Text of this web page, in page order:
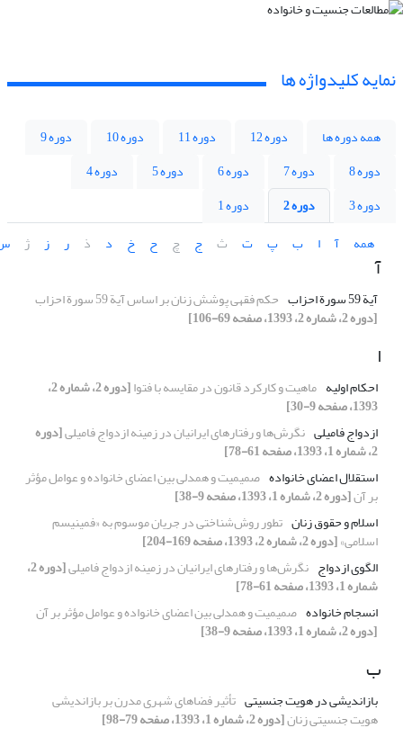
نمایه کلیدواژه ها
همه دوره ها دوره 12 دوره 11 دوره 10
دوره 9
دوره 8
دوره 7 دوره 6 دوره 5
دوره 4
دوره 3
دوره 2
دوره 1
همه
آ ا ب پ ت ث ج چ ح خ د ذ ر ز ژ
آ
آیة 59 سورة احزاب حکم فقهی پوشش زنان بر اساس آیة 59 سورة احزاب
[دوره 2، شماره 2، 1393، صفحه 69-106]
ا
احکام اولیه ماهیت و کارکرد قانون در مقایسه با فتوا [دوره 2، شماره 2،
1393، صفحه 9-30]
ازدواج فامیلی نگرش‌ها و رفتارهای ایرانیان در زمینه ازدواج فامیلی[دوره
2، شماره 1، 1393، صفحه 61-78]
استقلال اعضای خانواده صمیمیت و همدلی بین اعضای خانواده و عوامل مؤثر
بر آن[دوره 2، شماره 1، 1393، صفحه 9-38]
اسلام و حقوق زنان تطور روش‌شناختی در جریان موسوم به «فمینیسم
اسلامی»[دوره 2، شماره 2، 1393، صفحه 169-204]
الگوی ازدواج نگرش‌ها و رفتارهای ایرانیان در زمینه ازدواج فامیلی [دوره 2،
شماره 1، 1393، صفحه 61-78]
انسجام خانواده صمیمیت و همدلی بین اعضای خانواده و عوامل مؤثر بر آن
[دوره 2، شماره 1، 1393، صفحه 9-38]
ب
بازاندیشی در هویت جنسیتی تأثیر فضاهای شهری مدرن بر بازاندیشی
هویت جنسیتی زنان[دوره 2، شماره 1، 1393، صفحه 79-98]